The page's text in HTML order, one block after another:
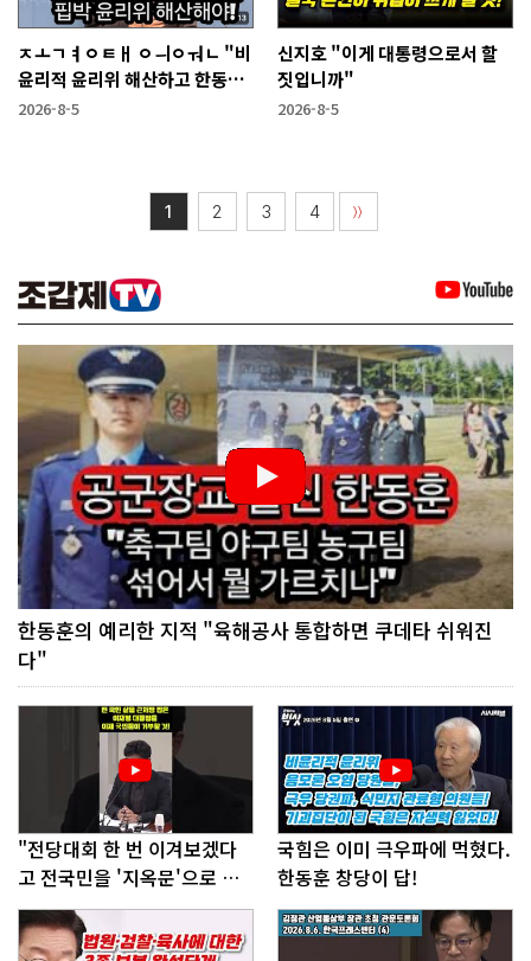
ㅈㅗㄱㅕㅇㅌㅐ ㅇㅢㅇㅝㄴ "비
윤리적 윤리위 해산하고 한동훈
복당 시켜야"
2026-8-5
신지호 "이게 대통령으로서 할
짓입니까"
2026-8-5
1 2 3 4 〉〉
한동훈의 예리한 지적 "육해공사 통합하면 쿠데타 쉬워진
다"
"전당대회 한 번 이겨보겠다
고 전국민을 '지옥문'으로 밀
어!"
국힘은 이미 극우파에 먹혔다.
한동훈 창당이 답!